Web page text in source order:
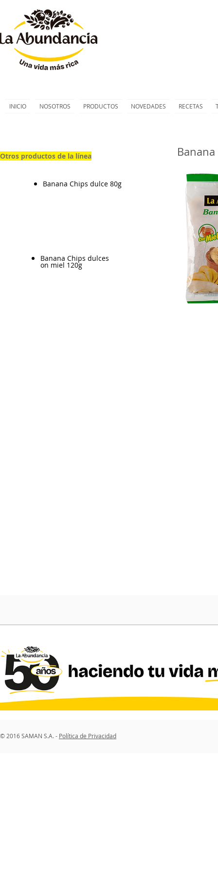
INICIO NOSOTROS PRODUCTOS NOVEDADES RECETAS
Otros productos de la línea
Otros productos de la línea
Banana Chips dulce 80g
Banana Chips dulces
on miel 120g
© 2016 SAMAN S.A. - Política de Privacidad